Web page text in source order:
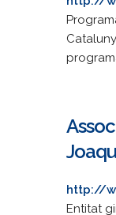
http://
Entitat